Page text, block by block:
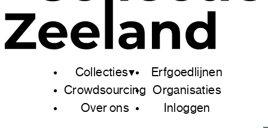
Collecties
Erfgoedlijnen
Crowdsourcing Organisaties
Over ons
Inloggen